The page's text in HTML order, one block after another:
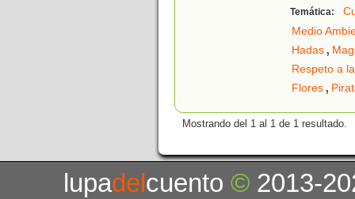
Temática:
Medio
Hadas,
Respeto a
Flores,
Mostrando del 1 al 1 de 1 resultado.
lupadelcuento© 2013-